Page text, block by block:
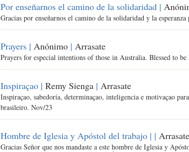
Por enseñarnos el camino de la solidaridad |
Gracias por enseñarnos el camino de la solidaridad y la
Prayers | Anónimo| Arrasate
Prayers for especial intentions of those in Australia. Blessed to
Inspiraçao | Remy Sienga| Arrasate
Inspiraçao, sabedoría, determinaçao, inteligencia e motivaçao
brasileiro. Nov/23
Hombre de Iglesia y Apóstol del trabajo | | Arrasate
Gracias Señor que nos mandaste a este hombre de Iglesia y